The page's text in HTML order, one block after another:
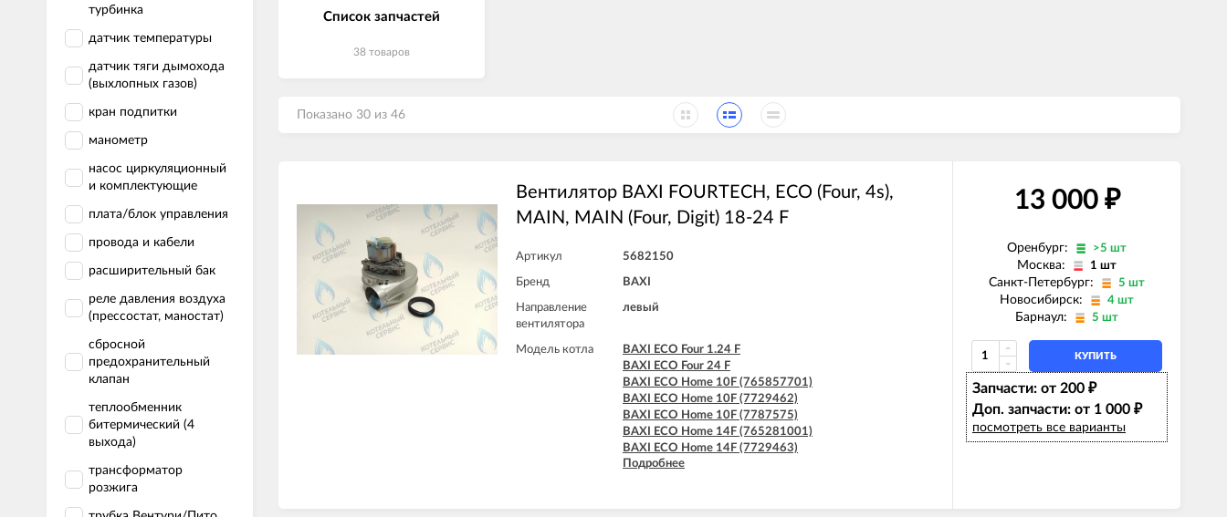
турбинка
датчик температуры
датчик тяги дымохода
(выхлопных газов)
кран подпитки
манометр
насос циркуляционный
и комплектующие
плата/блок управления
провода и кабели
расширительный бак
реле давления воздуха
(прессостат, маностат)
сбросной
предохранительный
клапан
теплообменник
битермический (4
выхода)
трансформатор
розжига
Список запчастей
38 товаров
Показано 30 из 46
Вентилятор BAXI FOURTECH, ECO (Four, 4s),
MAIN, MAIN (Four, Digit) 18-24 F
Артикул 5682150
Бренд BAXI
Направление
вентилятора
левый
Модель котла
BAXI ECO Four 1.24 F
BAXI ECO Four 24 F
BAXI ECO Home 10F (765857701)
BAXI ECO Home 10F (7729462)
BAXI ECO Home 10F (7787575)
BAXI ECO Home 14F (765281001)
BAXI ECO Home 14F (7729463)
BAXI ECO Home 14F (7787576)
Подробнее
13 000 ₽
Оренбург: >5 шт
Москва: 1 шт
Санкт-Петербург: 5 шт
Новосибирск: 4 шт
Барнаул: 5 шт
КУПИТЬ
Запчасти: от 200 ₽
Доп. запчасти: от 1 000 ₽
посмотреть все варианты